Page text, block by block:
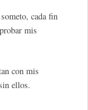
cada fin
mis
con mis
ellos.